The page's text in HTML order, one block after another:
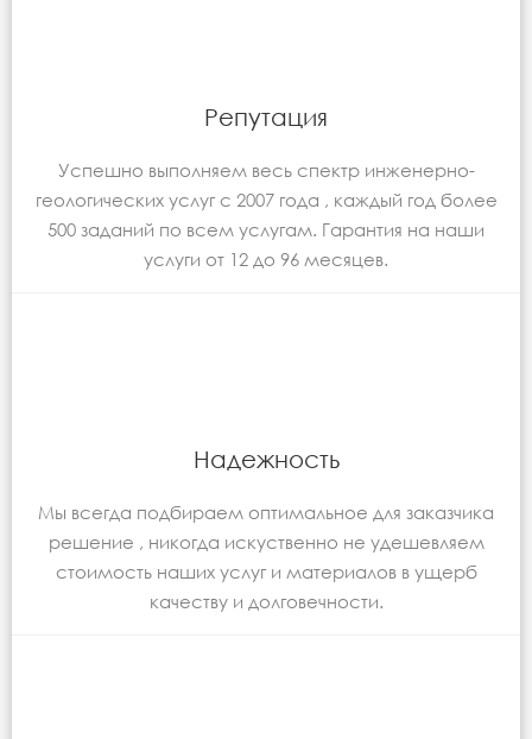
Репутация
Успешно выполняем весь спектр инженерно-
геологических услуг с 2007 года , каждый год более
500 заданий по всем услугам. Гарантия на наши
услуги от 12 до 96 месяцев.
Надежность
Мы всегда подбираем оптимальное для заказчика
решение , никогда искуственно не удешевляем
стоимость наших услуг и материалов в ущерб
качеству и долговечности.